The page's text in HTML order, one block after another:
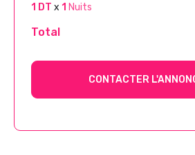
1 DT x 1 Nuits
Total
CONTACTER